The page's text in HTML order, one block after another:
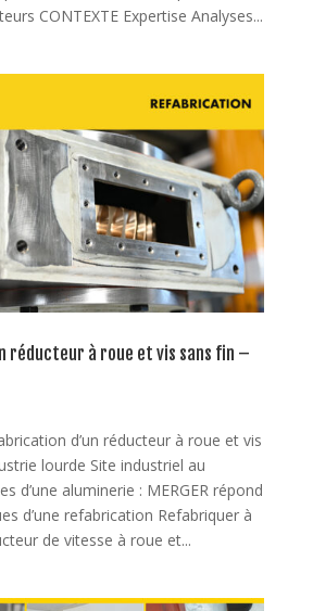
CONTEXTE Expertise Analyses...
réducteur à roue et vis sans fin –
d’un réducteur à roue et vis
lourde Site industriel au
d’une aluminerie : MERGER répond
d’une refabrication Refabriquer à
de vitesse à roue et...